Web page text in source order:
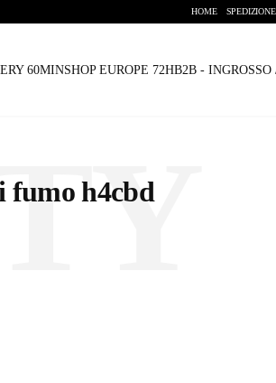
HOME
60MINSHOP EUROPE 72HB2B -
fumo h4cbd